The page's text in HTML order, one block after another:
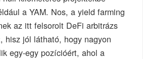
a YAM. Nos, a yield farming
az itt felsorolt DeFi arbitrázs
hisz jól látható, hogy nagyon
egy-egy pozícióért, ahol a